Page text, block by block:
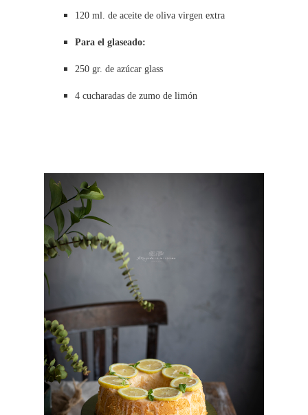
120 ml. de aceite de oliva virgen extra
Para el glaseado:
250 gr. de azúcar glass
4 cucharadas de zumo de limón